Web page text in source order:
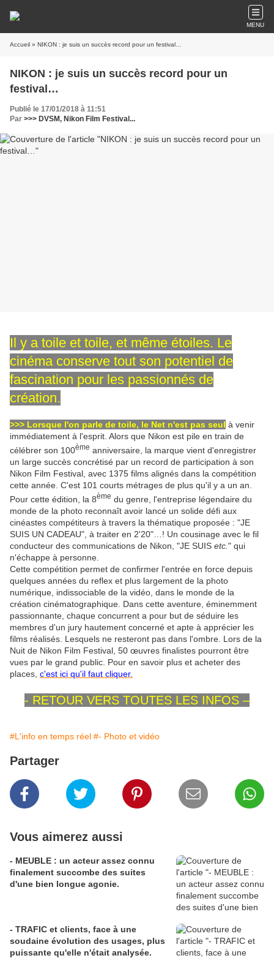
MENU
Accueil » NIKON : je suis un succès record pour un festival…
NIKON : je suis un succès record pour un
festival…
Publié le 17/01/2018 à 11:51
Par >>> DVSM, Nikon Film Festival...
Il y a toile et toile, et même étoiles. Le
cinéma conserve tout son potentiel de
fascination pour les passionnés de
création.
>>> Lorsque l'on parle de toile, le Net n'est pas seul à venir
immédiatement à l'esprit. Alors que Nikon est pile en train de
célébrer son 100ème anniversaire, la marque vient d'enregistrer
un large succès concrétisé par un record de participation à son
Nikon Film Festival, avec 1375 films alignés dans la compétition
cette année. C'est 101 courts métrages de plus qu'il y a un an.
Pour cette édition, la 8ème du genre, l'entreprise légendaire du
monde de la photo reconnaît avoir lancé un solide défi aux
cinéastes compétiteurs à travers la thématique proposée : "JE
SUIS UN CADEAU", à traiter en 2'20"…! Un cousinage avec le fil
conducteur des communications de Nikon, "JE SUIS etc. " qui
n'échappe à personne.
Cette compétition permet de confirmer l'entrée en force depuis
quelques années du reflex et plus largement de la photo
numérique, indissociable de la vidéo, dans le monde de la
création cinématographique. Dans cette aventure, éminemment
passionnante, chaque concurrent a pour but de séduire les
membres d'un jury hautement concerné et apte à apprécier les
films réalisés. Lesquels ne resteront pas dans l'ombre. Lors de la
Nuit de Nikon Film Festival, 50 œuvres finalistes pourront être
vues par le grand public. Pour en savoir plus et acheter des
places, c'est ici qu'il faut cliquer.
- RETOUR VERS TOUTES LES INFOS –
#L'info en temps réel #- Photo et vidéo
Partager
Vous aimerez aussi
- MEUBLE : un acteur assez connu
finalement succombe des suites
d'une bien longue agonie.
- TRAFIC et clients, face à une
soudaine évolution des usages, plus
puissante qu'elle n'était analysée.